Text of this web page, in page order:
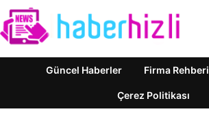
Güncel Haberler Firma Rehberi
Çerez Politikası